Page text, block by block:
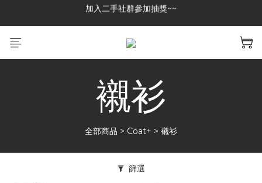
加入二手社群參加抽獎~~
GREASE CLUB 已上架!!限時優惠中
加入二手社群參加抽獎~~
襯衫
全部商品 > Coat+ > 襯衫
篩選